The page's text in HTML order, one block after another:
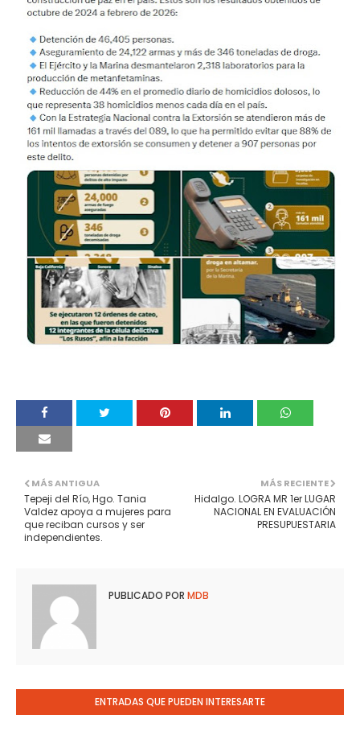
MÁS RECIENTE
Hidalgo. LOGRA MR 1er LUGAR
NACIONAL EN EVALUACIÓN
PRESUPUESTARIA
MÁS ANTIGUA
Tepeji del Río, Hgo. Tania
Valdez apoya a mujeres para
que reciban cursos y ser
independientes.
PUBLICADO POR MDB
ENTRADAS QUE PUEDEN INTERESARTE